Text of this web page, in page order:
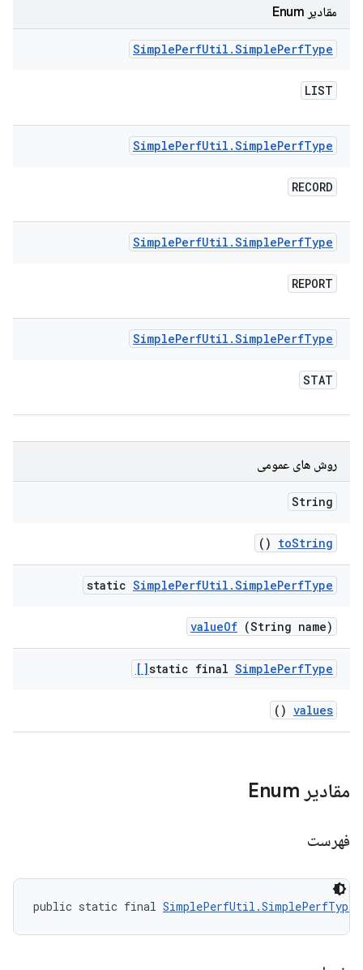
مقادیر Enum
SimplePerfUtil .SimplePerfType
LIST
SimplePerfUtil .SimplePerfType
RECORD
SimplePerfUtil .SimplePerfType
REPORT
SimplePerfUtil .SimplePerfType
STAT
روش های عمومی
String
toString
()
static SimplePerfUtil .SimplePerfType
valueOf (String name)
static final SimplePerfType[]
values
()
مقادیر Enum
فهرست
public static final SimplePerfUtil.SimplePerfType